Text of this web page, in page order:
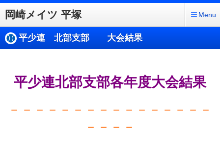
岡崎メイツ 平塚 Menu
平少連 北部支部 大会結果
平少連北部支部各年度大会結果
－－－－－－－－－－－－－－－－
－－－－